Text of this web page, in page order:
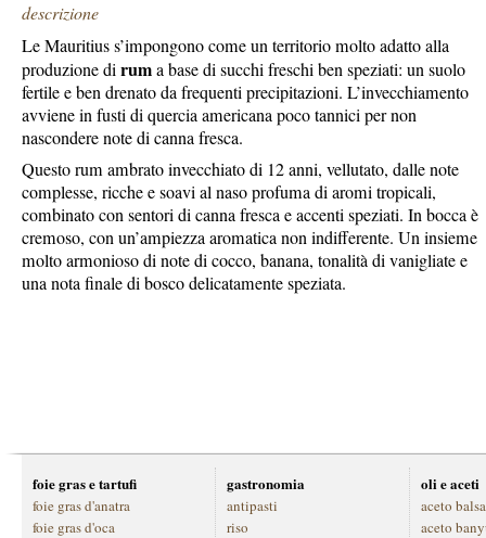
descrizione
Le Mauritius s’impongono come un territorio molto adatto alla
produzione diruma base di succhi freschi ben speziati: un suolo
fertile e ben drenato da frequenti precipitazioni. L’invecchiamento
avviene in fusti di quercia americana poco tannici per non
nascondere note di canna fresca.
Questo rum ambrato invecchiato di 12 anni, vellutato, dalle note
complesse, ricche e soavi al naso profuma di aromi tropicali,
combinato con sentori di canna fresca e accenti speziati. In bocca è
cremoso, con un’ampiezza aromatica non indifferente. Un insieme
molto armonioso di note di cocco, banana, tonalità di vanigliate e
una nota finale di bosco delicatamente speziata.
foie gras e tartufi
foie gras d'anatra
foie gras d'oca
gastronomia
antipasti
riso
oli e aceti
aceto
aceto